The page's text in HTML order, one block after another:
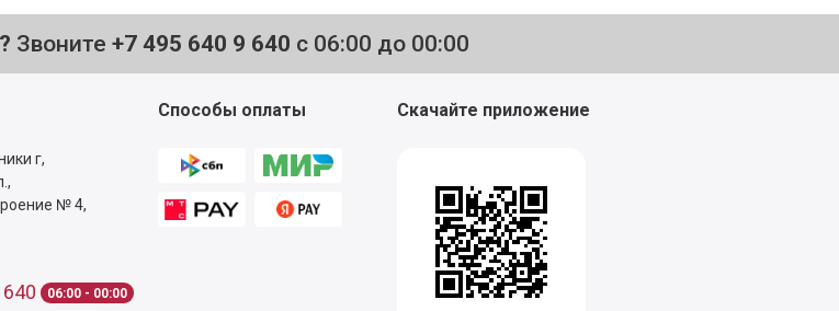
Звоните +7 495 640 9 640 с 06:00 до 00:00
г,
,
№ 4,
06:00 - 00:00
Способы оплаты Скачайте приложение